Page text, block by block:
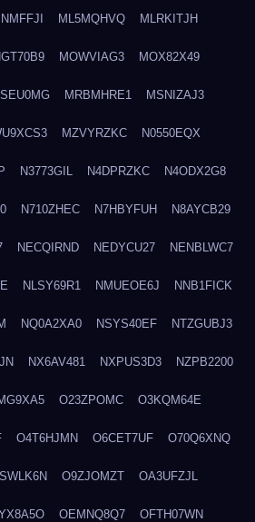
ML5MQHVQ MLRKITJH
MOWVIAG3 MOX82X49
MRBMHRE1 MSNIZAJ3
MZVYRZKC N0550EQX
N3773GIL N4DPRZKC N4ODX2G8
N710ZHEC N7HBYFUH N8AYCB29
NECQIRND NEDYCU27 NENBLWC7
NLSY69R1 NMUEOE6J NNB1FICK
NQ0A2XA0 NSYS40EF NTZGUBJ3
NX6AV481 NXPUS3D3 NZPB2200
O23ZPOMC O3KQM64E
O4T6HJMN O6CET7UF O70Q6XNQ
O9ZJOMZT OA3UFZJL
OEMNQ8Q7 OFTH07WN